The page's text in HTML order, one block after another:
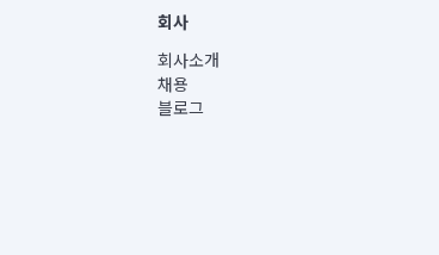
사업자등록번호 : 291-87-00271 | 인허가
통신판매신고번호 : 2024-서울종로-1400(
대표이사 : CHING VICTOR COLUMBIA
주소 | 본사: 서울특별시 종로구 율곡로 6(중
컨택센터 : 서울특별시 종로구 수송동 율곡
회사
회사소개
채용
블로그